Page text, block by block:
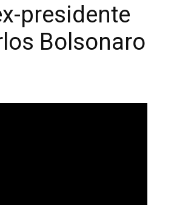
presidente
Bolsonaro